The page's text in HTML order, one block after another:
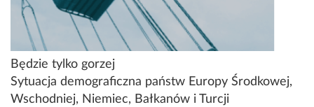
Będzie tylko gorzej
Sytuacja demograficzna państw Europy Środkowej,
Wschodniej, Niemiec, Bałkanów i Turcji